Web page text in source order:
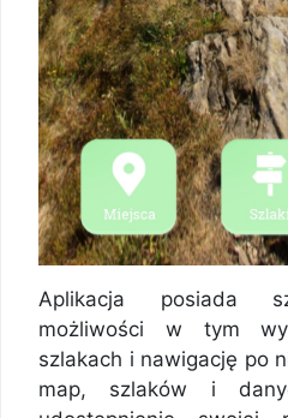
Aplikacja posiada
możliwości w tym
szlakach i nawigację po
map, szlaków i